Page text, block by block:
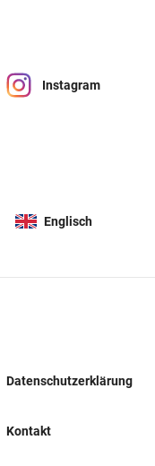
Instagram
Englisch
Datenschutzerklärung
Kontakt